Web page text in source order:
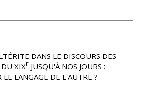
DANS LE DISCOURS DES
DU XIXE JUSQU'À NOS JOURS :
LANGAGE DE L'AUTRE ?